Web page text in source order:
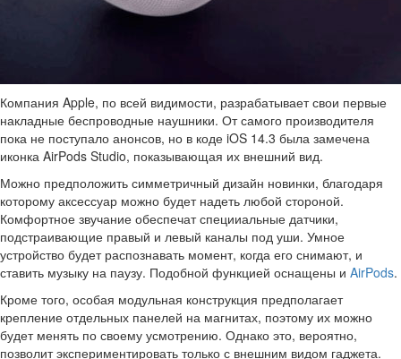
Компания Apple, по всей видимости, разрабатывает свои первые
накладные беспроводные наушники. От самого производителя
пока не поступало анонсов, но в коде iOS 14.3 была замечена
иконка AirPods Studio, показывающая их внешний вид.
Можно предположить симметричный дизайн новинки, благодаря
которому аксессуар можно будет надеть любой стороной.
Комфортное звучание обеспечат специиальные датчики,
подстраивающие правый и левый каналы под уши. Умное
устройство будет распознавать момент, когда его снимают, и
ставить музыку на паузу. Подобной функцией оснащены и AirPods.
Кроме того, особая модульная конструкция предполагает
крепление отдельных панелей на магнитах, поэтому их можно
будет менять по своему усмотрению. Однако это, вероятно,
позволит экспериментировать только с внешним видом гаджета.